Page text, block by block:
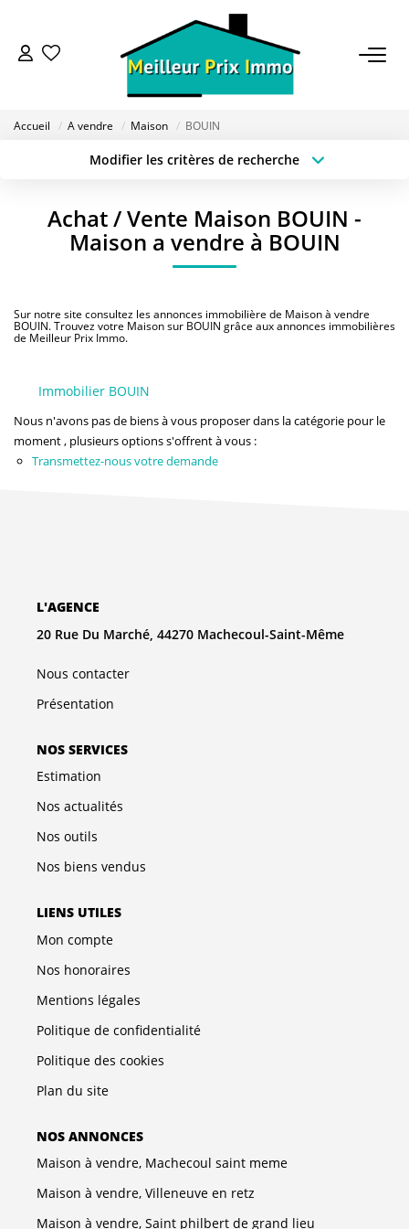
ACHETER
ESTIMER
BAILLEUR
NOS AGENCES
Qui Sommes-Nous
FNAIM
Accueil A vendre Maison BOUIN
Modifier les critères de recherche
Sélectionnez...
Type de bien
Surface min
Créer une alerte
Achat / Vente Maison BOUIN -
Maison a vendre à BOUIN
Sur notre site consultez les annonces immobilière de Maison à vendre
BOUIN. Trouvez votre Maison sur BOUIN grâce aux annonces immobilières
de Meilleur Prix Immo.
Immobilier BOUIN
Nous n'avons pas de biens à vous proposer dans la catégorie pour le
moment , plusieurs options s'offrent à vous :
Transmettez-nous votre demande
L'AGENCE
20 Rue Du Marché, 44270 Machecoul-Saint-Même
Nous contacter
Présentation
NOS SERVICES
Estimation
Nos actualités
Nos outils
Nos biens vendus
LIENS UTILES
Mon compte
Nos honoraires
Mentions légales
Politique de confidentialité
Politique des cookies
Plan du site
NOS ANNONCES
Maison à vendre, Machecoul saint meme
Maison à vendre, Villeneuve en retz
Maison à vendre, Saint philbert de grand lieu